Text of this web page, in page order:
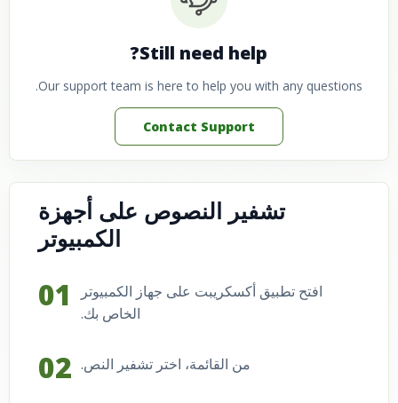
تشفير النصوص على أجهزة
الكمبيوتر
افتح تطبيق أكسكريبت على جهاز الكمبيوتر
الخاص بك.
من القائمة، اختر تشفير النص.
Still need help?
Our support team is here to help you with any questions.
Contact Support